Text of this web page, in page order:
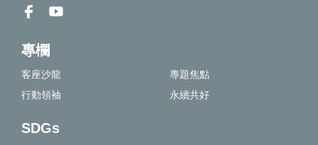
專欄
客座沙龍
專題焦點
行動領袖
永續共好
SDGs